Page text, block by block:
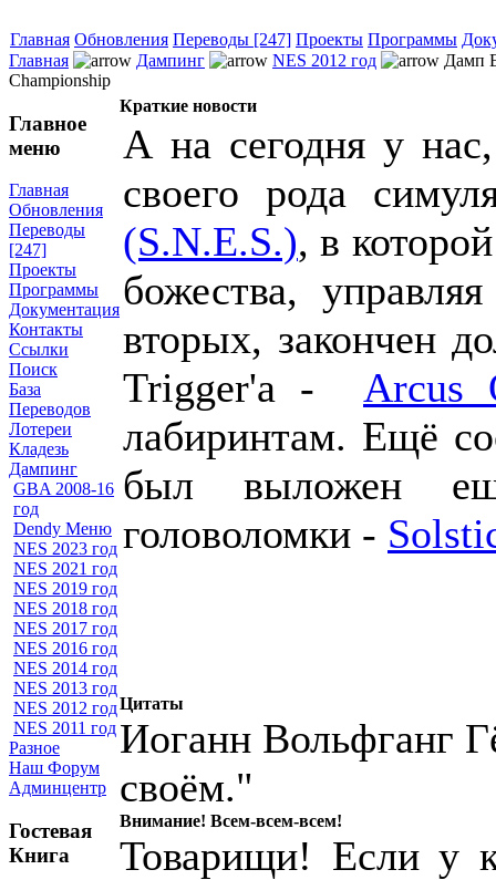
Главная Обновления Переводы [247] Проекты Программы
Главная
Дампинг NES 2012 год
Дамп
Championship
Главное
меню
Главная
Обновления
Переводы
[247]
Проекты
Программы
Документация
Контакты
Ссылки
Поиск
База
Переводов
Лотереи
Кладезь
Дампинг
GBA 2008-16
год
Dendy Меню
NES 2023 год
NES 2021 год
NES 2019 год
NES 2018 год
NES 2017 год
NES 2016 год
NES 2014 год
NES 2013 год
NES 2012 год
NES 2011 год
Разное
Наш Форум
Админцентр
Гостевая
Книга
Краткие новости
А на сегодня у
своего рода
(S.N.E.S.), в
божества,
вторых, закончен
Trigger'a - Arcus
лабиринтам. Ещё
был выложен
головоломки -
Цитаты
Иоганн Вольфганг
своём."
Внимание! Всем-всем-всем!
Товарищи! Если у